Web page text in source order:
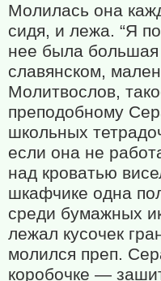
Молилась она
сидя, и лежа. “Я
нее была большая
славянском,
Молитвослов,
преподобному
школьных
если она не
над кроватью
шкафчике одна
среди бумажных
лежал кусочек
молился преп.
коробочке —